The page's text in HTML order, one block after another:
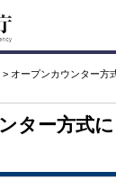
> オープンカウンター方
ター方式